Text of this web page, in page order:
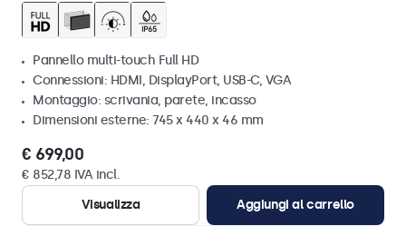
Pannello multi-touch Full HD
Connessioni: HDMI, DisplayPort, USB-C, VGA
Montaggio: scrivania, parete, incasso
Dimensioni esterne: 745 x 440 x 46 mm
€ 699,00
€ 852,78 IVA incl.
Visualizza
Aggiungi al carrello